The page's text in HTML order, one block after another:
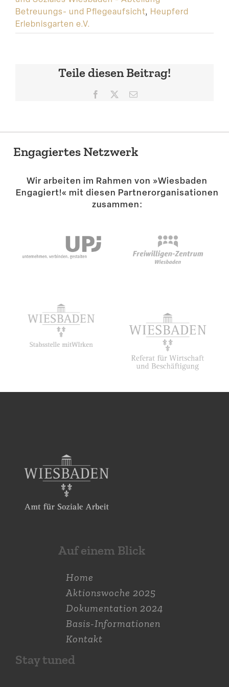
Betreuungs- und Pflegeaufsicht, Heupferd
Erlebnisgarten e.V.
Teile diesen Beitrag!
Facebook E-
Engagiertes Netzwerk
Wir arbeiten im Rahmen von »Wiesbaden
Engagiert!« mit diesen Partner­or­ga­ni­sa­tionen
zusammen:
Auf einem Blick
Home
Aktions­woche 2025
Dokumen­tation 2024
Basis-Informationen
Kontakt
Stay tuned